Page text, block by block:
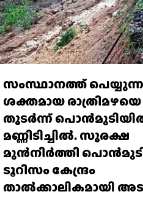
സംസ്ഥാനത്ത് പെയ്യുന്ന
ശക്തമായ രാത്രിമഴയെ
തുടർന്ന്
മണ്ണിടിച്ചില്‍. സുരക്ഷ
മുൻനിർത്തി
ടൂറിസം കേന്ദ്രം
താല്‍ക്കാലികമായി